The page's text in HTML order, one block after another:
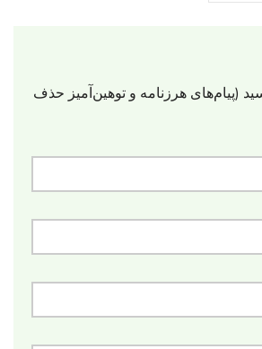
(پیام‌های هرزنامه‌ و توهین‌آمیز حذف